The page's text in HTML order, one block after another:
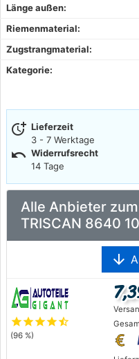
Länge außen:
Riemenmaterial:
Zugstrangmaterial:
Kategorie:
more_time Lieferzeit
3 - 7 Werktage
undo Widerrufsrecht
14 Tage
Alle Anbieter
TRISCAN 8640
arrow_downward
starstarstarstarstar_half
(96 %)